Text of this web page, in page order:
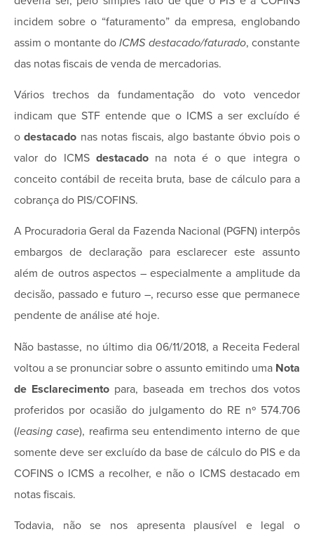
incidem sobre o “faturamento” da empresa, englobando
assim o montante doICMS destacado/faturado, constante
das notas fiscais de venda de mercadorias.
Vários trechos da fundamentação do voto vencedor
indicam que STF entende que o ICMS a ser excluído é
odestacado nas notas fiscais, algo bastante óbvio pois o
valor do ICMS destacadona nota é o que integra o
conceito contábil de receita bruta, base de cálculo para a
cobrança do PIS/COFINS.
A Procuradoria Geral da Fazenda Nacional (PGFN) interpôs
embargos de declaração para esclarecer este assunto
além de outros aspectos – especialmente a amplitude da
decisão, passado e futuro –, recurso esse que permanece
pendente de análise até hoje.
Não bastasse, no último dia 06/11/2018, a Receita Federal
voltou a se pronunciar sobre o assunto emitindo uma Nota
de Esclarecimento para, baseada em trechos dos votos
proferidos por ocasião do julgamento do RE nº 574.706
(leasing case), reafirma seu entendimento interno de que
somente deve ser excluído da base de cálculo do PIS e da
COFINS o ICMS a recolher, e não o ICMS destacado em
notas fiscais.
Todavia, não se nos apresenta plausível e legal o